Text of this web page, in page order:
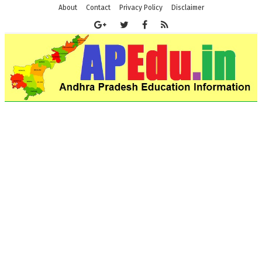
About Contact Privacy Policy Disclaimer